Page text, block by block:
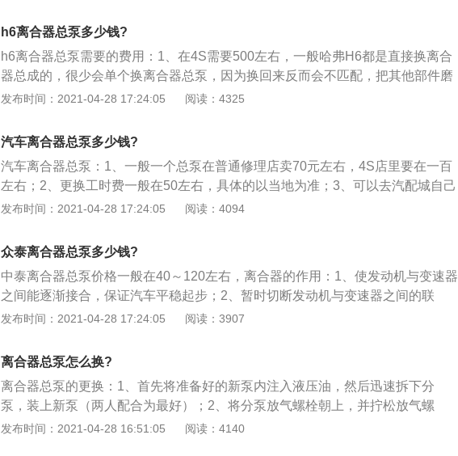
实现分离。离合器总泵的维护方法是：1、将液压油注入泵内；2、拧松放气螺
栓，推动活塞，使泵内的空气溢出；3、固定放气螺栓。
h6离合器总泵多少钱?
h6离合器总泵需要的费用：1、在4S需要500左右，一般哈弗H6都是直接换离合
器总成的，很少会单个换离合器总泵，因为换回来反而会不匹配，把其他部件磨
损；2、长城h6正厂的离合器总泵江苏汽配城报价180元，维修店更换工时80元。
清楚；离合器压板失效，导致突然变轻；离合器总泵和副泵故障引起。
发布时间：2021-04-28 17:24:05 阅读：4325
汽车离合器总泵多少钱?
汽车离合器总泵：1、一般一个总泵在普通修理店卖70元左右，4S店里要在一百
左右；2、更换工时费一般在50左右，具体的以当地为准；3、可以去汽配城自己
买一个，然后到维修厂里换，给点工时就可以，一般越大的汽配城越便宜，这样
发布时间：2021-04-28 17:24:05 阅读：4094
众泰离合器总泵多少钱?
中泰离合器总泵价格一般在40～120左右，离合器的作用：1、使发动机与变速器
之间能逐渐接合，保证汽车平稳起步；2、暂时切断发动机与变速器之间的联
系，便于换挡和减少换挡时的冲击；3、当汽车紧急制动时能起分离作用，防止
发布时间：2021-04-28 17:24:05 阅读：3907
离合器总泵怎么换?
离合器总泵的更换：1、首先将准备好的新泵内注入液压油，然后迅速拆下分
泵，装上新泵（两人配合为最好）；2、将分泵放气螺栓朝上，并拧松放气螺
栓，向里推动分泵活塞，使分泵内的空气溢出，锁紧放气螺栓。注意，在此之前
发布时间：2021-04-28 16:51:05 阅读：4140